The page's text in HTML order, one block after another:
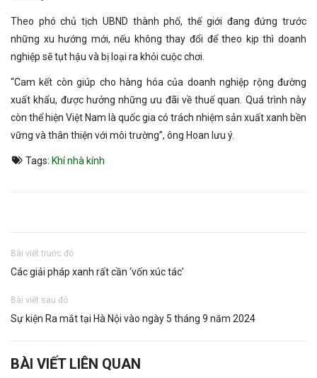
Theo phó chủ tịch UBND thành phố, thế giới đang đứng trước
những xu hướng mới, nếu không thay đổi để theo kịp thì doanh
nghiệp sẽ tụt hậu và bị loại ra khỏi cuộc chơi.
“Cam kết còn giúp cho hàng hóa của doanh nghiệp rộng đường
xuất khẩu, được hưởng những ưu đãi về thuế quan. Quá trình này
còn thể hiện Việt Nam là quốc gia có trách nhiệm sản xuất xanh bền
vững và thân thiện với môi trường”, ông Hoan lưu ý.
Tags: Khí nhà kính
Bài viết trước đó
Các giải pháp xanh rất cần ‘vốn xúc tác’
Bài viết sau đó
Sự kiện Ra mắt tại Hà Nội vào ngày 5 tháng 9 năm 2024
BÀI VIẾT LIÊN QUAN